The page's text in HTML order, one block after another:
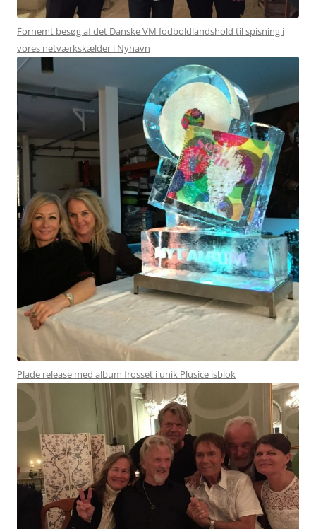
Fornemt besøg af det Danske VM fodboldlandshold til spisning i
vores netværkskælder i Nyhavn
Plade release med album frosset i unik Plusice isblok